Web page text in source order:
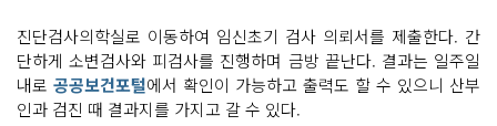
진단검사의학실로 이동하여 임신초기 검사 의뢰서를 제출한다. 간
단하게 소변검사와 피검사를 진행하며 금방 끝난다. 결과는 일주일
내로 공공보건포털에서 확인이 가능하고 출력도 할 수 있으니 산부
인과 검진 때 결과지를 가지고 갈 수 있다.